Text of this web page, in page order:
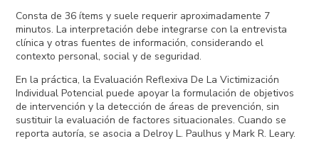
Consta de 36 ítems y suele requerir aproximadamente 7
minutos. La interpretación debe integrarse con la entrevista
clínica y otras fuentes de información, considerando el
contexto personal, social y de seguridad.
En la práctica, la Evaluación Reflexiva De La Victimización
Individual Potencial puede apoyar la formulación de objetivos
de intervención y la detección de áreas de prevención, sin
sustituir la evaluación de factores situacionales. Cuando se
reporta autoría, se asocia a Delroy L. Paulhus y Mark R. Leary.